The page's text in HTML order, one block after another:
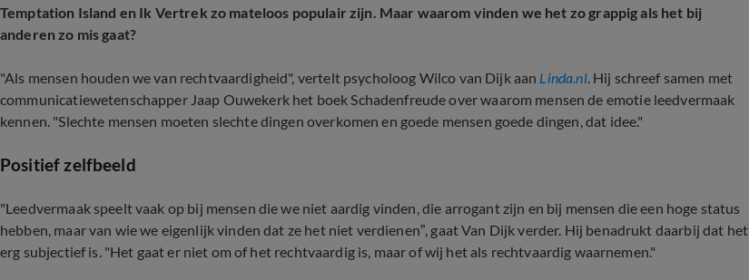
Temptation Island en Ik Vertrek zo mateloos populair zijn. Maar waarom vinden we het zo grappig als het bij
anderen zo mis gaat?
"Als mensen houden we van rechtvaardigheid", vertelt psycholoog Wilco van Dijk aan Linda.nl. Hij schreef samen met
communicatiewetenschapper Jaap Ouwekerk het boek Schadenfreude over waarom mensen de emotie leedvermaak
kennen. "Slechte mensen moeten slechte dingen overkomen en goede mensen goede dingen, dat idee."
Positief zelfbeeld
"Leedvermaak speelt vaak op bij mensen die we niet aardig vinden, die arrogant zijn en bij mensen die een hoge status
hebben, maar van wie we eigenlijk vinden dat ze het niet verdienen”, gaat Van Dijk verder. Hij benadrukt daarbij dat het
erg subjectief is. "Het gaat er niet om of het rechtvaardig is, maar of wij het als rechtvaardig waarnemen."